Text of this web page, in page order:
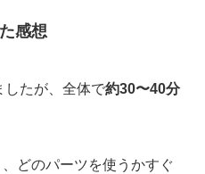
感想
したが、全体で約30〜40分
どのパーツを使うかすぐ